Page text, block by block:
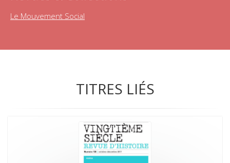
Le Mouvement Social
TITRES LIÉS